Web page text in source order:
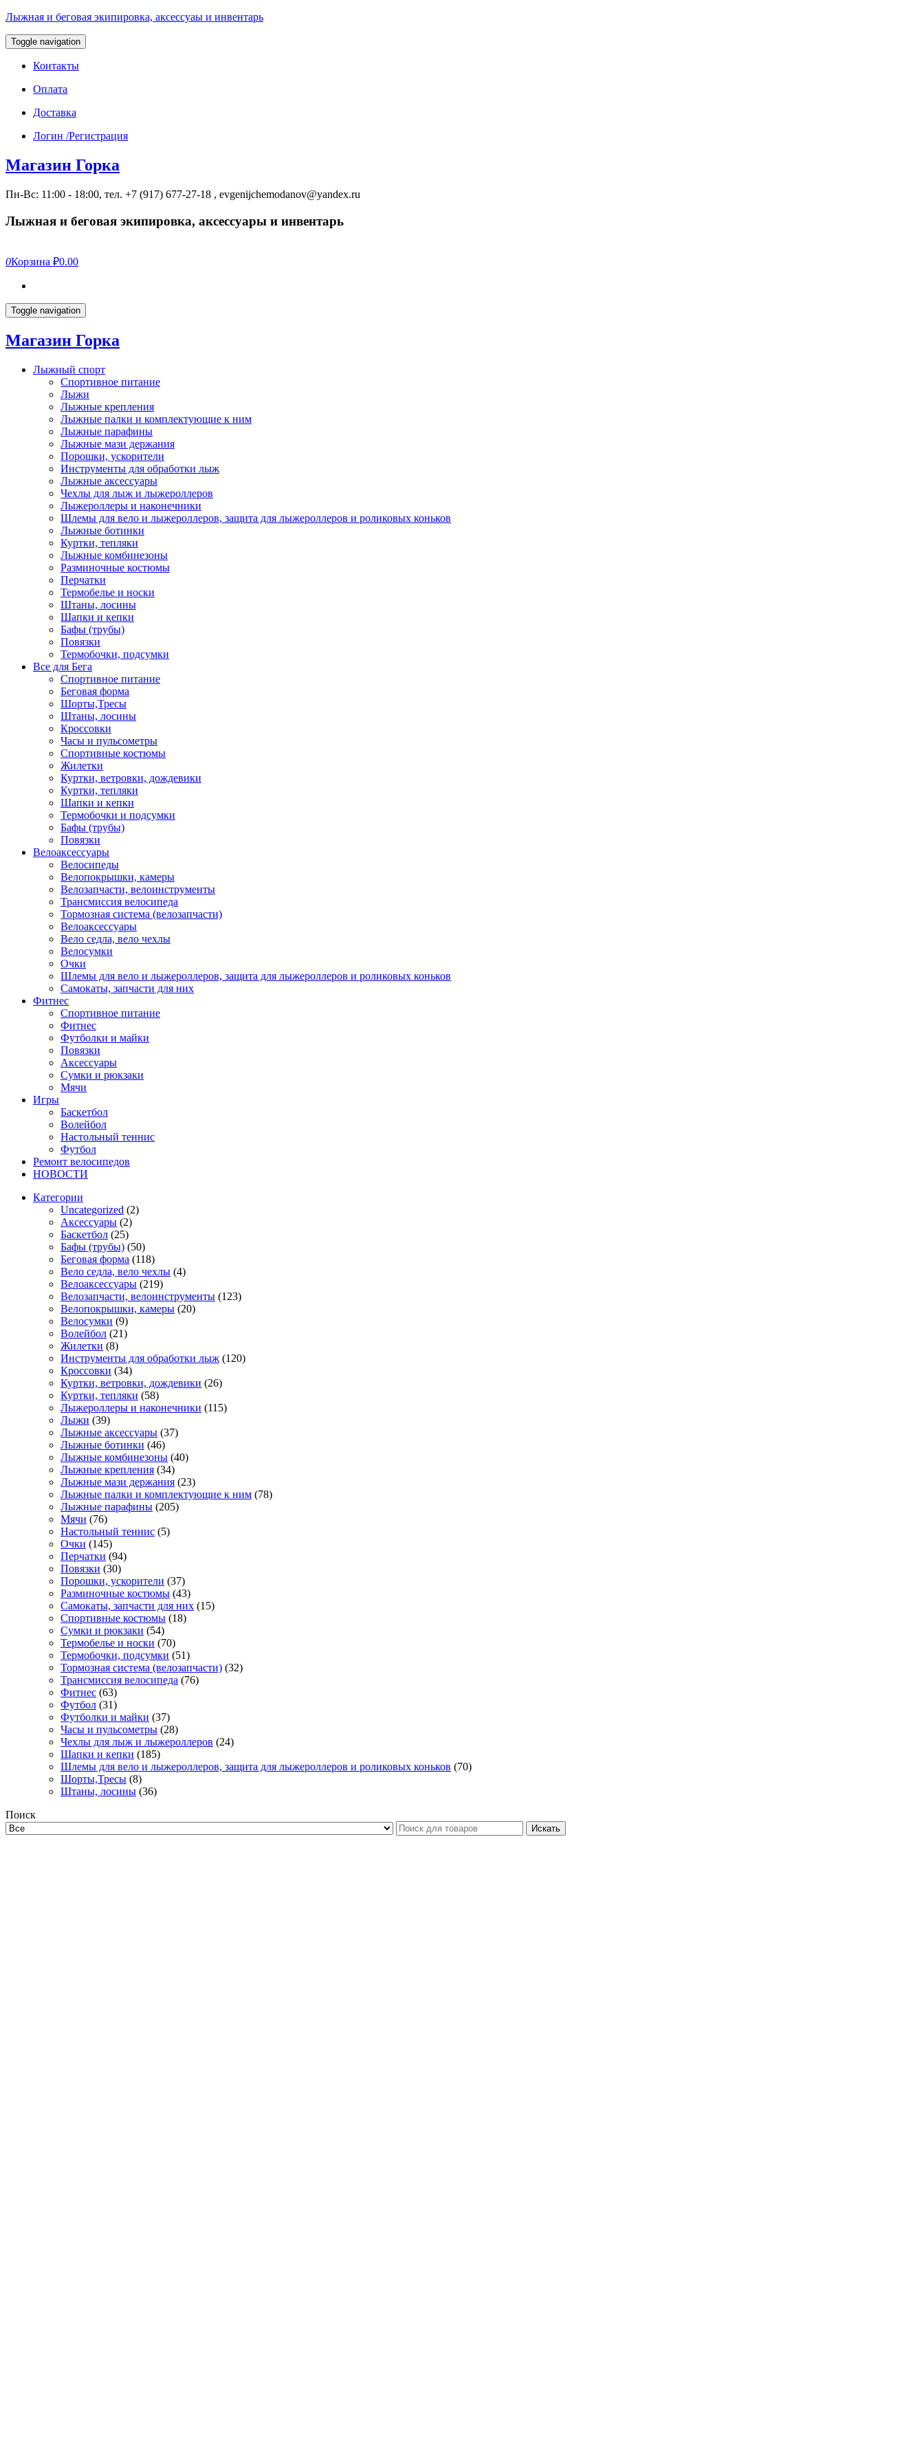
Лыжная и беговая экипировка, аксессуаы и инвентарь
Toggle navigation
Контакты
Оплата
Доставка
Логин /Регистрация
Магазин Горка
Пн-Вс: 11:00 - 18:00, тел. +7 (917) 677-27-18 , evgenijchemodanov@yandex.ru
Лыжная и беговая экипировка, аксессуары и инвентарь
0Корзина ₽0.00
Toggle navigation
Магазин Горка
Лыжный спорт
Спортивное питание
Лыжи
Лыжные крепления
Лыжные палки и комплектующие к ним
Лыжные парафины
Лыжные мази держания
Порошки, ускорители
Инструменты для обработки лыж
Лыжные аксессуары
Чехлы для лыж и лыжероллеров
Лыжероллеры и наконечники
Шлемы для вело и лыжероллеров, защита для лыжероллеров и роликовых коньков
Лыжные ботинки
Куртки, тепляки
Лыжные комбинезоны
Разминочные костюмы
Перчатки
Термобелье и носки
Штаны, лосины
Шапки и кепки
Бафы (трубы)
Повязки
Термобочки, подсумки
Все для Бега
Спортивное питание
Беговая форма
Шорты,Тресы
Штаны, лосины
Кроссовки
Часы и пульсометры
Спортивные костюмы
Жилетки
Куртки, ветровки, дождевики
Куртки, тепляки
Шапки и кепки
Термобочки и подсумки
Бафы (трубы)
Повязки
Велоаксессуары
Велосипеды
Велопокрышки, камеры
Велозапчасти, велоинструменты
Трансмиссия велосипеда
Тормозная система (велозапчасти)
Велоаксессуары
Вело седла, вело чехлы
Велосумки
Очки
Шлемы для вело и лыжероллеров, защита для лыжероллеров и роликовых коньков
Самокаты, запчасти для них
Фитнес
Спортивное питание
Фитнес
Футболки и майки
Повязки
Аксессуары
Сумки и рюкзаки
Мячи
Игры
Баскетбол
Волейбол
Настольный теннис
Футбол
Ремонт велосипедов
НОВОСТИ
Категории
Uncategorized (2)
Аксессуары (2)
Баскетбол (25)
Бафы (трубы) (50)
Беговая форма (118)
Вело седла, вело чехлы (4)
Велоаксессуары (219)
Велозапчасти, велоинструменты (123)
Велопокрышки, камеры (20)
Велосумки (9)
Волейбол (21)
Жилетки (8)
Инструменты для обработки лыж (120)
Кроссовки (34)
Куртки, ветровки, дождевики (26)
Куртки, тепляки (58)
Лыжероллеры и наконечники (115)
Лыжи (39)
Лыжные аксессуары (37)
Лыжные ботинки (46)
Лыжные комбинезоны (40)
Лыжные крепления (34)
Лыжные мази держания (23)
Лыжные палки и комплектующие к ним (78)
Лыжные парафины (205)
Мячи (76)
Настольный теннис (5)
Очки (145)
Перчатки (94)
Повязки (30)
Порошки, ускорители (37)
Разминочные костюмы (43)
Самокаты, запчасти для них (15)
Спортивные костюмы (18)
Сумки и рюкзаки (54)
Термобелье и носки (70)
Термобочки, подсумки (51)
Тормозная система (велозапчасти) (32)
Трансмиссия велосипеда (76)
Фитнес (63)
Футбол (31)
Футболки и майки (37)
Часы и пульсометры (28)
Чехлы для лыж и лыжероллеров (24)
Шапки и кепки (185)
Шлемы для вело и лыжероллеров, защита для лыжероллеров и роликовых коньков (70)
Шорты,Тресы (8)
Штаны, лосины (36)
Поиск
Искать